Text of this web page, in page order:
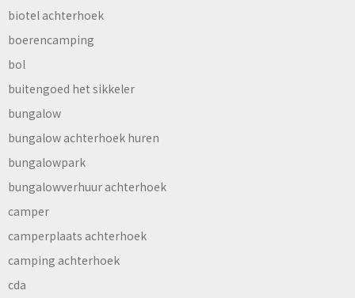
biotel achterhoek
boerencamping
bol
buitengoed het sikkeler
bungalow
bungalow achterhoek huren
bungalowpark
bungalowverhuur achterhoek
camper
camperplaats achterhoek
camping achterhoek
cda